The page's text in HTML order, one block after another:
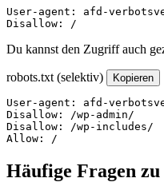
User-agent: afd-
Disallow: /
Du kannst den Zugriff auch
robots.txt (selektiv) Kopieren
User-agent: afd-
Disallow: /wp-admin/
Disallow: /wp-includes/
Allow: /
Häufige Fragen